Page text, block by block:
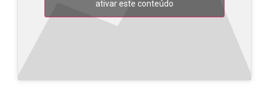
ativar este conteúdo